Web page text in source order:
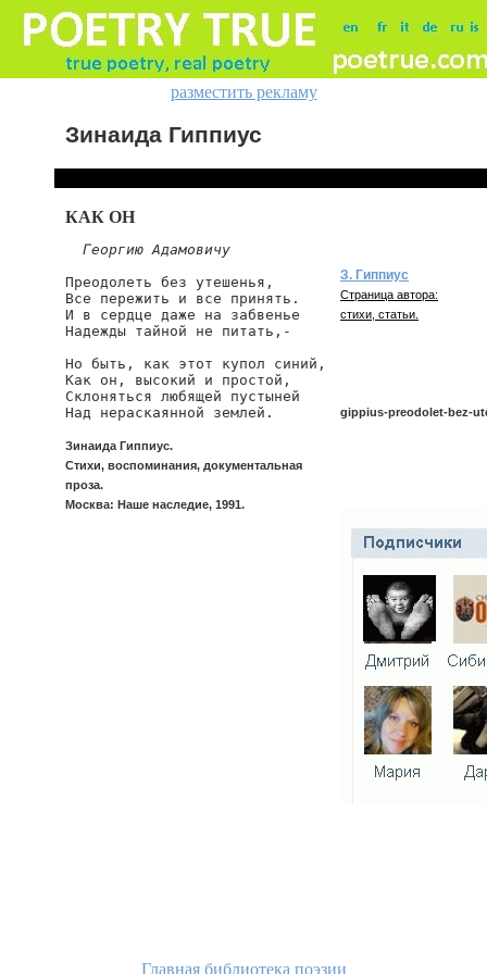
разместить рекламу
Зинаида Гиппиус
КАК ОН
Георгию Адамовичу
Преодолеть без утешенья,
Все пережить и все принять.
И в сердце даже на забвенье
Надежды тайной не питать,-
Но быть, как этот купол синий,
Как он, высокий и простой,
Склоняться любящей пустыней
Зинаида Гиппиус.
Стихи, воспоминания, документальная
проза.
Москва: Наше наследие, 1991.
З. Гиппиус
Страница автора:
стихи, статьи.
gippius-preodolet-bez-
Главная библиотека поэзии